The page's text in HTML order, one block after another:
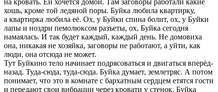
хошь, кроме той ледяной поры. Буйка любила квартирку,
а квартирка любила её. Ох, у Буйки спина болит, ох, у Буйки
лапы и ноздри пемолюксом разъеты, ох, Буйка сегодня
намаялась. И так будет каждый, каждый день. Не домовиха
она, никакая не хозяйка, заговоры не работают, а уйти, как
люди, она отсюда не может.
Тут Буйкино тело начинает подрясоваться и двигаться вперёд-
назад. Туда-сюда, туда-сюда. Буйка думает, землетряс. А потом
понимает, что это в комнате с бархатным сердцем етятся гости
и передают свои вибрации через кровати у стенок. Буйка